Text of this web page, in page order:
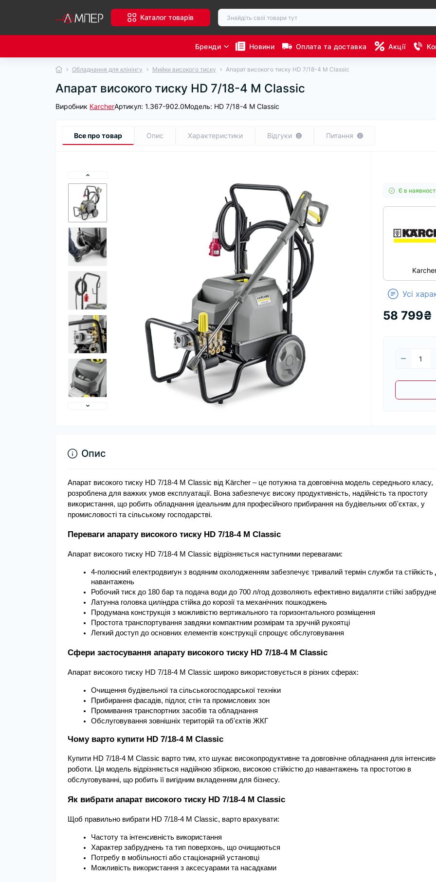
Каталог товарів
Бренди Новини Оплата та доставка Акції
Обладнання для клінінгу Мийки високого тиску Апарат високого тиску HD 7/18-4 M Classic
Апарат високого тиску HD 7/18-4 M Classic
Виробник KarcherАртикул: 1.367-902.0Модель: HD 7/18-4 M Classic
Все про товар Опис Характеристики Відгуки 0 Питання 0
Є в
Усі
58 799₴
Опис
Апарат високого тиску HD 7/18-4 M Classic від Kärcher – це потужна та довговічна модель середнього класу,
розроблена для важких умов експлуатації. Вона забезпечує високу продуктивність, надійність та простоту
використання, що робить обладнання ідеальним для професійного прибирання на будівельних об'єктах, у
промисловості та сільському господарстві.
Переваги апарату високого тиску HD 7/18-4 M Classic
Апарат високого тиску HD 7/18-4 M Classic відрізняється наступними перевагами:
4-полюсний електродвигун з водяним охолодженням забезпечує тривалий термін служби та стійкість
навантажень
Робочий тиск до 180 бар та подача води до 700 л/год дозволяють ефективно видаляти стійкі
Латунна головка циліндра стійка до корозії та механічних пошкоджень
Продумана конструкція з можливістю вертикального та горизонтального розміщення
Простота транспортування завдяки компактним розмірам та зручній рукоятці
Легкий доступ до основних елементів конструкції спрощує обслуговування
Сфери застосування апарату високого тиску HD 7/18-4 M Classic
Апарат високого тиску HD 7/18-4 M Classic широко використовується в різних сферах:
Очищення будівельної та сільськогосподарської техніки
Прибирання фасадів, підлог, стін та промислових зон
Промивання транспортних засобів та обладнання
Обслуговування зовнішніх територій та об'єктів ЖКГ
Чому варто купити HD 7/18-4 M Classic
Купити HD 7/18-4 M Classic варто тим, хто шукає високопродуктивне та довговічне обладнання для
роботи. Ця модель відрізняється надійною збіркою, високою стійкістю до навантажень та простотою в
обслуговуванні, що робить її вигідним вкладенням для бізнесу.
Як вибрати апарат високого тиску HD 7/18-4 M Classic
Щоб правильно вибрати HD 7/18-4 M Classic, варто врахувати:
Частоту та інтенсивність використання
Характер забруднень та тип поверхонь, що очищаються
Потребу в мобільності або стаціонарній установці
Можливість використання з аксесуарами та насадками